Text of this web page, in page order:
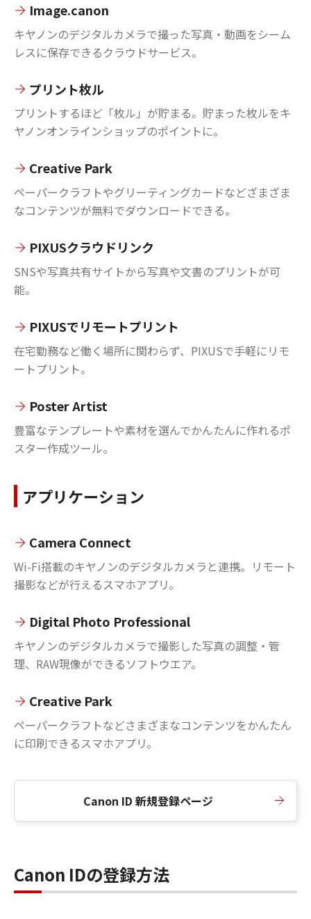
Image.canon
キヤノンのデジタルカメラで撮った写真・動画をシーム
レスに保存できるクラウドサービス。
プリント枚ル
プリントするほど「枚ル」が貯まる。貯まった枚ルをキ
ヤノンオンラインショップのポイントに。
Creative Park
ペーパークラフトやグリーティングカードなどざまざま
なコンテンツが無料でダウンロードできる。
PIXUSクラウドリンク
SNSや写真共有サイトから写真や文書のプリントが可
能。
PIXUSでリモートプリント
在宅勤務など働く場所に関わらず、PIXUSで手軽にリモ
ートプリント。
Poster Artist
豊富なテンプレートや素材を選んでかんたんに作れるポ
スター作成ツール。
アプリケーション
Camera Connect
Wi-Fi搭載のキヤノンのデジタルカメラと連携。リモート
撮影などが行えるスマホアプリ。
Digital Photo Professional
キヤノンのデジタルカメラで撮影した写真の調整・管
理、RAW現像ができるソフトウエア。
Creative Park
ペーパークラフトなどさまざまなコンテンツをかんたん
に印刷できるスマホアプリ。
Canon ID 新規登録ページ
Canon IDの登録方法